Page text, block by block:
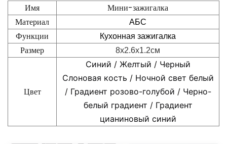
Имя
Мини-зажигалка
Материал
АБС
Функции Кухонная зажигалка
Размер 8x2.6x1.2см
Цвет
Синий / Желтый / Черный
Слоновая кость / Ночной свет белый
/ Градиент розово-голубой / Черно-
белый градиент / Градиент
цианиновый синий